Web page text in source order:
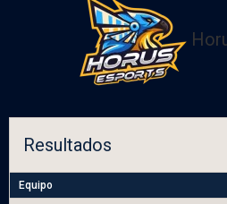
Resultados
Equipo